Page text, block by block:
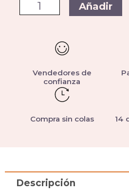
Añadir
Vendedores de
confianza
Compra sin colas 14
Descripción